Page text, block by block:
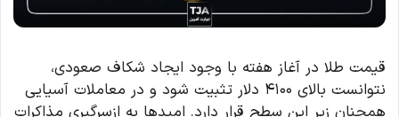
قیمت طلا در آغاز هفته با وجود ایجاد شکاف صعودی،
نتوانست بالای ۴۱۰۰ دلار تثبیت شود و در معاملات آسیایی